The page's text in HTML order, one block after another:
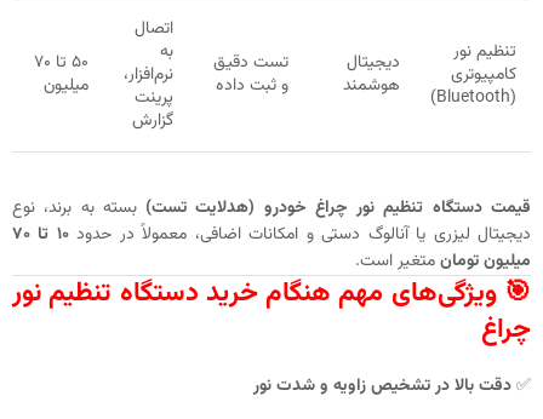
تنظیم نور
کامپیوتری
(Bluetooth)
دیجیتال
هوشمند
تست دقیق
و ثبت داده
اتصال
به
نرم‌افزار،
پرینت
گزارش
۵۰ تا ۷۰
میلیون
قیمت دستگاه تنظیم نور چراغ خودرو (هدلایت تست) بسته به برند، نوع
دیجیتال لیزری یا آنالوگ دستی و امکانات اضافی، معمولاً در حدود
۱۰ تا ۷۰
میلیون تومانمتغیر است.
🎯 ویژگی‌های مهم هنگام خرید دستگاه تنظیم نور
چراغ
✅دقت بالا در تشخیص زاویه و شدت نور